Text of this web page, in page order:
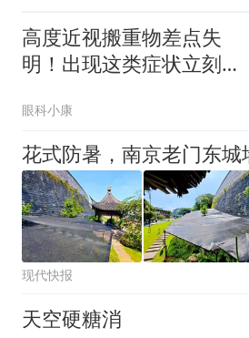
高度近视搬重物差点失
明！出现这类症状立刻急
眼科小康
现代快报
天空硬糖消